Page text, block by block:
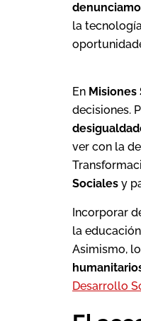
la
En Misiones
decisiones.
ver con la
Sociales y
Incorporar
la
Asimismo,
Desarrollo